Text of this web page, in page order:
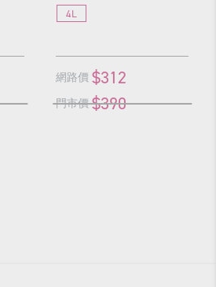
4L
網路價 $312
門市價 $390